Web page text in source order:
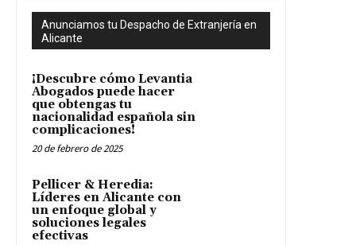
Anunciamos tu Despacho de Extranjería en
Alicante
¡Descubre cómo Levantia
Abogados puede hacer
que obtengas tu
nacionalidad española sin
complicaciones!
20 de febrero de 2025
Pellicer & Heredia:
Líderes en Alicante con
un enfoque global y
soluciones legales
efectivas